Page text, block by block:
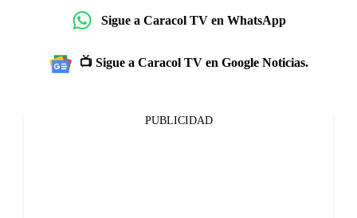
Sigue a Caracol TV en WhatsApp
📺 Sigue a Caracol TV en Google Noticias.
PUBLICIDAD